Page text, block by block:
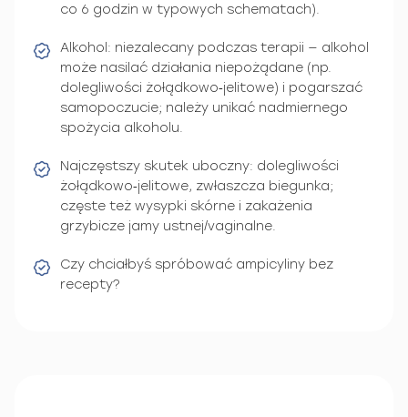
co 6 godzin w typowych schematach).
Alkohol: niezalecany podczas terapii — alkohol
może nasilać działania niepożądane (np.
dolegliwości żołądkowo‑jelitowe) i pogarszać
samopoczucie; należy unikać nadmiernego
spożycia alkoholu.
Najczęstszy skutek uboczny: dolegliwości
żołądkowo‑jelitowe, zwłaszcza biegunka;
częste też wysypki skórne i zakażenia
grzybicze jamy ustnej/vaginalne.
Czy chciałbyś spróbować ampicyliny bez
recepty?